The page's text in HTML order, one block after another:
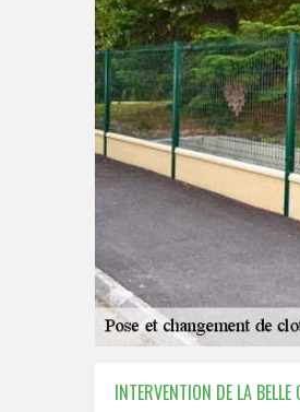
INTERVENTION DE LA